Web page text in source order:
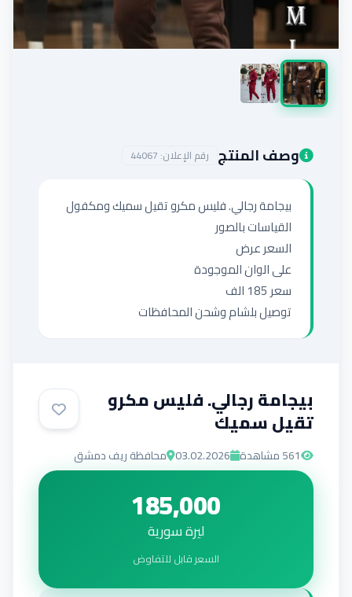
إضافة إعلان
وصف المنتج رقم الإعلان: 44067
توصيل بلشام وشحن المحافظات
بيجامة رجالي. فليس مكرو
تقيل سميك
561مشاهدة 03.02.2026 محافظة ريف دمشق
185,000
ليرة سورية
السعر قابل للتفاوض